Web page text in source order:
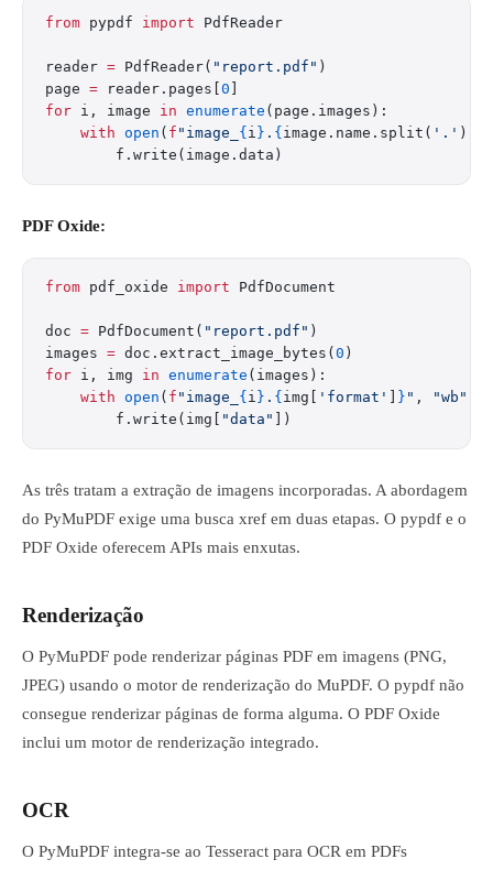
from pypdf import PdfReader
reader = PdfReader( "report.pdf" )
page = reader.pages[ 0
for i, image in enumerate (page.images):
    with
open ( f "image_ { i } . { image.name.split( '.' )[
        f.write(image.data)
PDF Oxide:
from pdf_oxide import PdfDocument
doc = PdfDocument( "report.pdf" )
images = doc.extract_image_bytes( 0 )
for i, img in enumerate (images):
    with
open ( f "image_ { i } . { img[ 'format' } " , "wb"
        f.write(img[
"data" ])
As três tratam a extração de imagens incorporadas. A abordagem
do PyMuPDF exige uma busca xref em duas etapas. O pypdf e o
PDF Oxide oferecem APIs mais enxutas.
Renderização
O PyMuPDF pode renderizar páginas PDF em imagens (PNG,
JPEG) usando o motor de renderização do MuPDF. O pypdf não
consegue renderizar páginas de forma alguma. O PDF Oxide
inclui um motor de renderização integrado.
OCR
O PyMuPDF integra-se ao Tesseract para OCR em PDFs